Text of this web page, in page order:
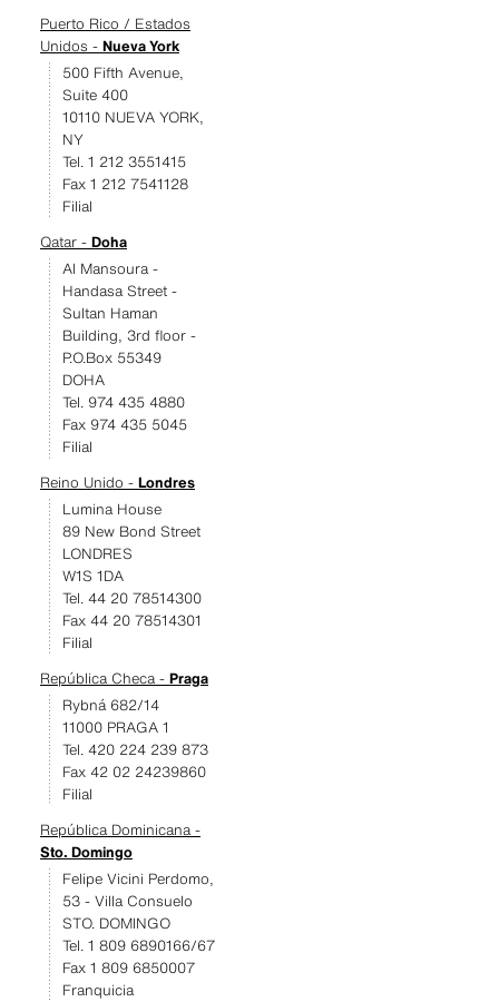
Puerto Rico / Estados
Unidos - Nueva York
500 Fifth Avenue,
Suite 400
10110 NUEVA YORK,
NY
Tel. 1 212 3551415
Fax 1 212 7541128
Filial
Qatar - Doha
Al Mansoura -
Handasa Street -
Sultan Haman
Building, 3rd floor -
P.O.Box 55349
DOHA
Tel. 974 435 4880
Fax 974 435 5045
Filial
Reino Unido - Londres
Lumina House
89 New Bond Street
LONDRES
W1S 1DA
Tel. 44 20 78514300
Fax 44 20 78514301
Filial
República Checa - Praga
Rybná 682/14
11000 PRAGA 1
Tel. 420 224 239 873
Fax 42 02 24239860
Filial
República Dominicana -
Sto. Domingo
Felipe Vicini Perdomo,
53 - Villa Consuelo
STO. DOMINGO
Tel. 1 809 6890166/67
Fax 1 809 6850007
Franquicia